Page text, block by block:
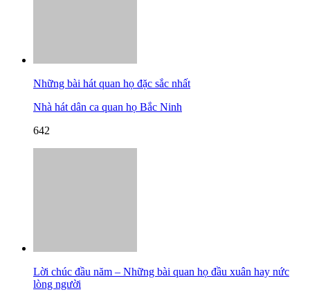
Những bài hát quan họ đặc sắc nhất
Nhà hát dân ca quan họ Bắc Ninh
642
Lời chúc đầu năm – Những bài quan họ đầu xuân hay nức
lòng người